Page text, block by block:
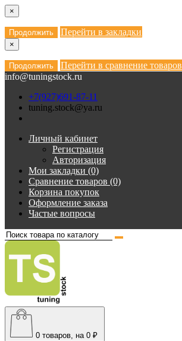
×
Продолжить Перейти в закладки
×
Продолжить
Перейти в сравнение товаров
info@tuningstock.ru
+7(927)691-87-11
tuning.stock@ya.ru
Личный кабинет
Регистрация
Авторизация
Мои закладки (0)
Сравнение товаров (0)
Корзина покупок
Оформление заказа
Частые вопросы
0 товаров, на 0 ₽